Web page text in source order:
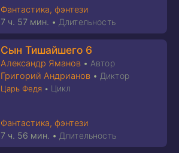
Фантастика, фэнтези
7 ч. 57 мин. • Длительность
Сын Тишайшего 6
Александр Яманов • Автор
Григорий Андрианов • Диктор
Царь Федя • Цикл
Фантастика, фэнтези
7 ч. 56 мин. • Длительность